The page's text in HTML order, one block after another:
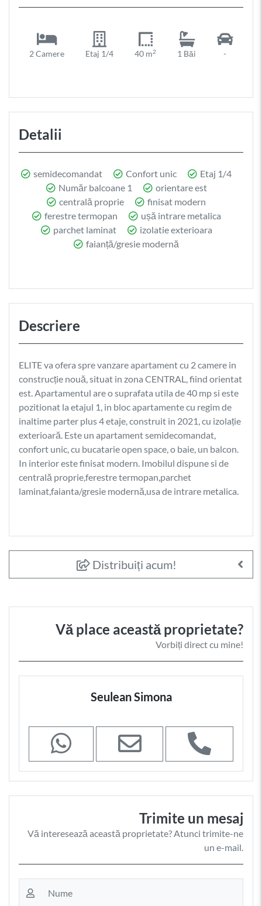
2 Camere Etaj 1/4 40 m2 1 Băi -
Detalii
semidecomandat Confort unic
Etaj 1/4
Număr balcoane 1
orientare est
centrală proprie
finisat modern
ferestre termopan
ușă intrare metalica
parchet laminat
izolatie exterioara
faianță/gresie modernă
Descriere
ELITE va ofera spre vanzare apartament cu 2 camere in
construcție nouă, situat in zona CENTRAL, fiind orientat
est. Apartamentul are o suprafata utila de 40 mp si este
pozitionat la etajul 1, in bloc apartamente cu regim de
inaltime parter plus 4 etaje, construit in 2021, cu izolație
exterioară. Este un apartament semidecomandat,
confort unic, cu bucatarie open space, o baie, un balcon.
In interior este finisat modern. Imobilul dispune si de
centrală proprie,ferestre termopan,parchet
laminat,faianta/gresie modernă,usa de intrare metalica.
Distribuiți acum!
Vă place această proprietate?
Vorbiți direct cu mine!
Seulean Simona
Trimite un mesaj
Vă interesează această proprietate? Atunci trimite-ne
un e-mail.